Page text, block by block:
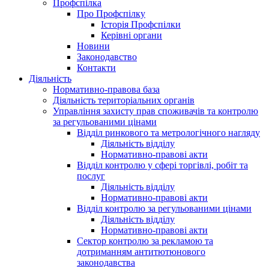
Профспілка
Про Профспілку
Історія Профспілки
Керівні органи
Новини
Законодавство
Контакти
Діяльність
Нормативно-правова база
Діяльність територіальних органів
Управління захисту прав споживачів та контролю
за регульованими цінами
Відділ ринкового та метрологічного нагляду
Діяльність відділу
Нормативно-правові акти
Відділ контролю у сфері торгівлі, робіт та
послуг
Діяльність відділу
Нормативно-правові акти
Відділ контролю за регульованими цінами
Діяльність відділу
Нормативно-правові акти
Сектор контролю за рекламою та
дотриманням антитютюнового
законодавства